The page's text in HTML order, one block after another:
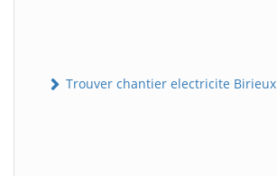
Trouver chantier electricite Birieux